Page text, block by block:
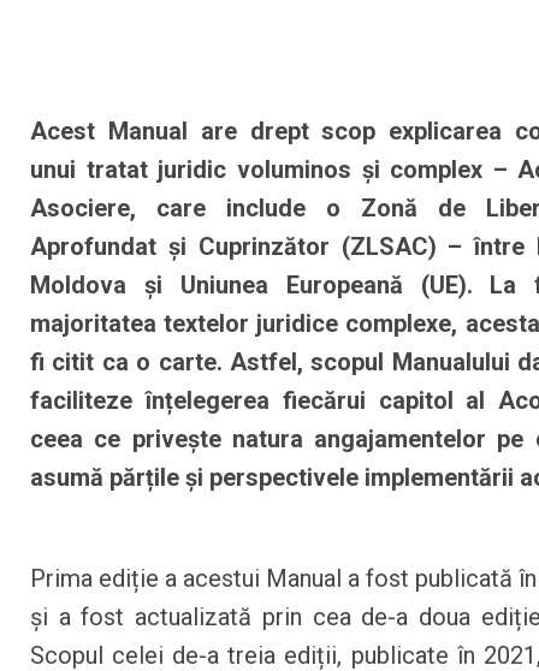
Acest Manual are drept scop explicarea
unui tratat juridic voluminos și complex –
Asociere, care include o Zonă de
Aprofundat și Cuprinzător (ZLSAC) – între
Moldova și Uniunea Europeană (UE).
majoritatea textelor juridice complexe,
fi citit ca o carte. Astfel, scopul Manualului
faciliteze înțelegerea fiecărui capitol al
ceea ce privește natura angajamentelor pe
asumă părțile și perspectivele implementării
Prima ediție a acestui Manual a fost publicată
și a fost actualizată prin cea de-a doua
Scopul celei de-a treia ediții, publicate în